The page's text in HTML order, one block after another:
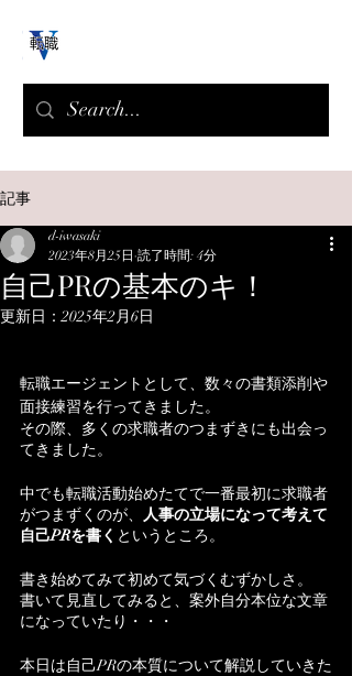
記事
自己PRの基本のキ！
d-iwasaki
2023年8月25日 読了時間: 4分
更新日：2025年2月6日
転職エージェントとして、数々の書類添削や
面接練習を行ってきました。
その際、多くの求職者のつまずきにも出会っ
てきました。
中でも転職活動始めたてで一番最初に求職者
がつまずくのが、
人事の立場になって考えて
自己PRを書く というところ。
書き始めてみて初めて気づくむずかしさ。
書いて見直してみると、案外自分本位な文章
になっていたり・・・
本日は自己PRの本質について解説していきた